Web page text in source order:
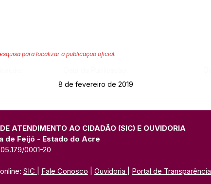
para localizar a publicação oficial.
8 de fevereiro de 2019
ATENDIMENTO AO CIDADÃO (SIC) E OUVIDORIA
de Feijó - Estado do Acre
0001-20
SIC Fale Conosco Ouvidoria Portal de Transparência